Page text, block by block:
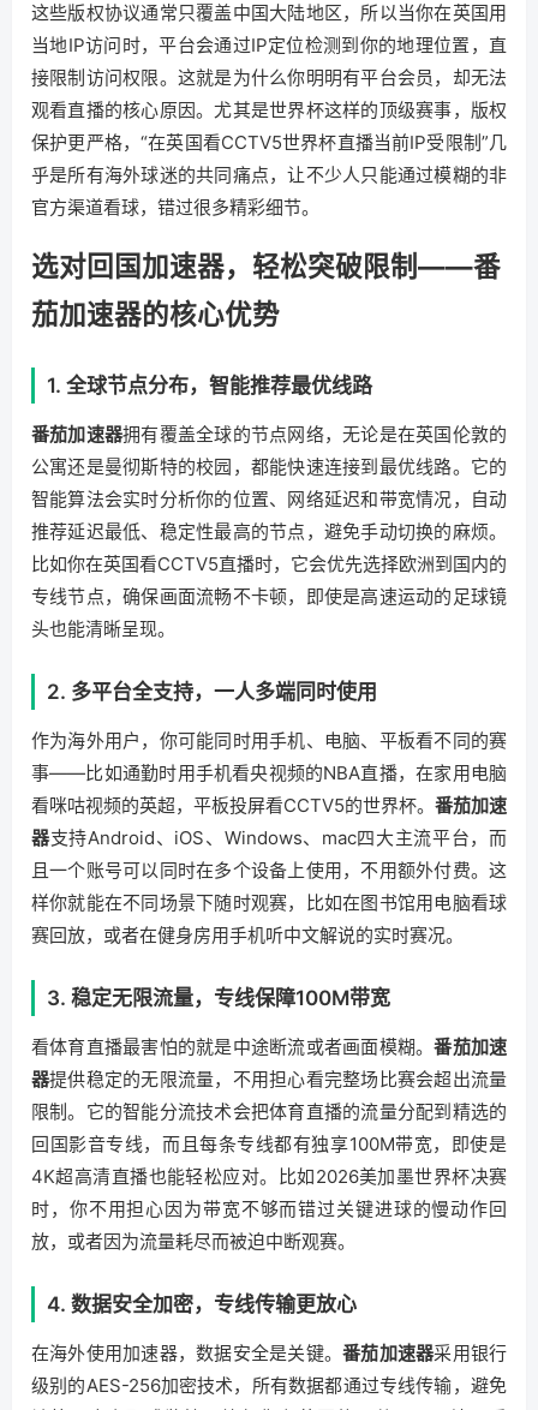
这些版权协议通常只覆盖中国大陆地区，所以当你在英国用
当地IP访问时，平台会通过IP定位检测到你的地理位置，直
接限制访问权限。这就是为什么你明明有平台会员，却无法
观看直播的核心原因。尤其是世界杯这样的顶级赛事，版权
保护更严格，“在英国看CCTV5世界杯直播当前IP受限制”几
乎是所有海外球迷的共同痛点，让不少人只能通过模糊的非
官方渠道看球，错过很多精彩细节。
选对回国加速器，轻松突破限制——番
茄加速器的核心优势
1. 全球节点分布，智能推荐最优线路
番茄加速器拥有覆盖全球的节点网络，无论是在英国伦敦的
公寓还是曼彻斯特的校园，都能快速连接到最优线路。它的
智能算法会实时分析你的位置、网络延迟和带宽情况，自动
推荐延迟最低、稳定性最高的节点，避免手动切换的麻烦。
比如你在英国看CCTV5直播时，它会优先选择欧洲到国内的
专线节点，确保画面流畅不卡顿，即使是高速运动的足球镜
头也能清晰呈现。
2. 多平台全支持，一人多端同时使用
作为海外用户，你可能同时用手机、电脑、平板看不同的赛
事——比如通勤时用手机看央视频的NBA直播，在家用电脑
看咪咕视频的英超，平板投屏看CCTV5的世界杯。 番茄加速
器支持Android、iOS、Windows、mac四大主流平台，而
且一个账号可以同时在多个设备上使用，不用额外付费。这
样你就能在不同场景下随时观赛，比如在图书馆用电脑看球
赛回放，或者在健身房用手机听中文解说的实时赛况。
3. 稳定无限流量，专线保障100M带宽
看体育直播最害怕的就是中途断流或者画面模糊。番茄加速
器提供稳定的无限流量，不用担心看完整场比赛会超出流量
限制。它的智能分流技术会把体育直播的流量分配到精选的
回国影音专线，而且每条专线都有独享100M带宽，即使是
4K超高清直播也能轻松应对。比如2026美加墨世界杯决赛
时，你不用担心因为带宽不够而错过关键进球的慢动作回
放，或者因为流量耗尽而被迫中断观赛。
4. 数据安全加密，专线传输更放心
在海外使用加速器，数据安全是关键。番茄加速器采用银行
级别的AES-256加密技术，所有数据都通过专线传输，避免